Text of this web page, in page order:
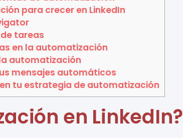
para crecer en LinkedIn
tareas
en la automatización
automatización
mensajes automáticos
tu estrategia de automatización
en LinkedIn?